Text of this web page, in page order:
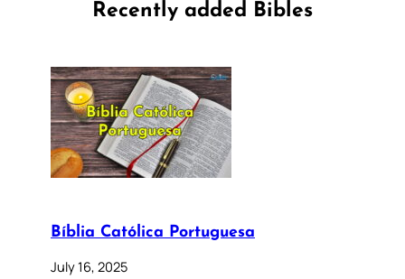
Recently added Bibles
Bíblia Católica Portuguesa
July 16, 2025